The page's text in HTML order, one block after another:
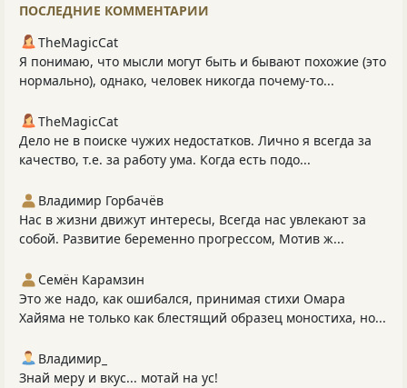
ПОСЛЕДНИЕ КОММЕНТАРИИ
TheMagicCat
Я понимаю, что мысли могут быть и бывают похожие (это
нормально), однако, человек никогда почему-то...
TheMagicCat
Дело не в поиске чужих недостатков. Лично я всегда за
качество, т.е. за работу ума. Когда есть подо...
Владимир Горбачёв
Нас в жизни движут интересы, Всегда нас увлекают за
собой. Развитие беременно прогрессом, Мотив ж...
Семён Карамзин
Это же надо, как ошибался, принимая стихи Омара
Хайяма не только как блестящий образец моностиха, но...
Владимир_
Знай меру и вкус... мотай на ус!